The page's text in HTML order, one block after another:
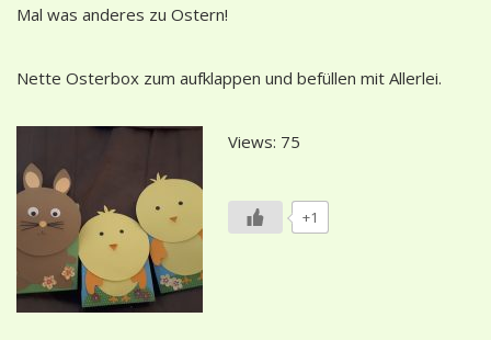
Mal was anderes zu Ostern!
Nette Osterbox zum aufklappen und befüllen mit Allerlei.
Views: 75
+1